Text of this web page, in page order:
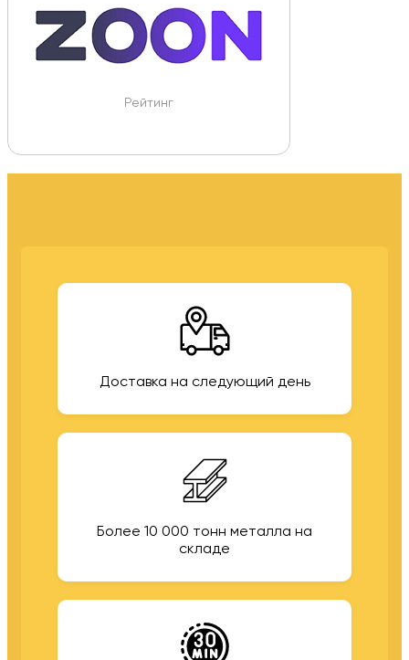
Рейтинг
Доставка на следующий день
Более 10 000 тонн металла на
складе